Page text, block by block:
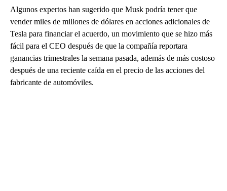
Algunos expertos han sugerido que Musk podría tener que
vender miles de millones de dólares en acciones adicionales de
Tesla para financiar el acuerdo, un movimiento que se hizo más
fácil para el CEO después de que la compañía reportara
ganancias trimestrales la semana pasada, además de más costoso
después de una reciente caída en el precio de las acciones del
fabricante de automóviles.